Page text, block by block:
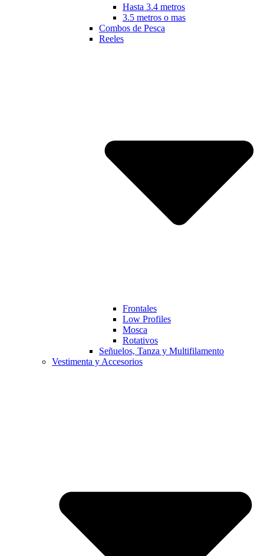
Hasta 3.4 metros
3.5 metros o mas
Combos de Pesca
Reeles
Frontales
Low Profiles
Mosca
Rotativos
Señuelos, Tanza y Multifilamento
Vestimenta y Accesorios